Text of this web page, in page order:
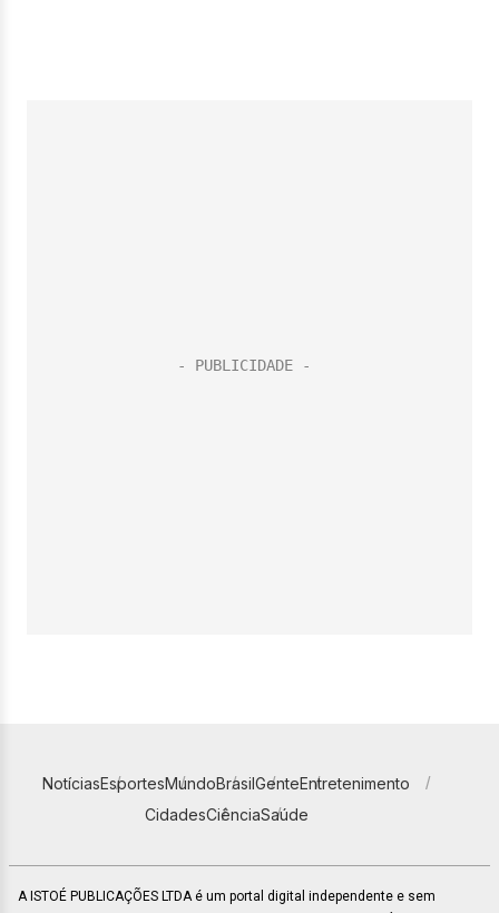
NotíciasEsportesMundoBrasilGenteEntretenimento
CidadesCiênciaSaúde
A ISTOÉ PUBLICAÇÕES LTDA é um portal digital independente e sem